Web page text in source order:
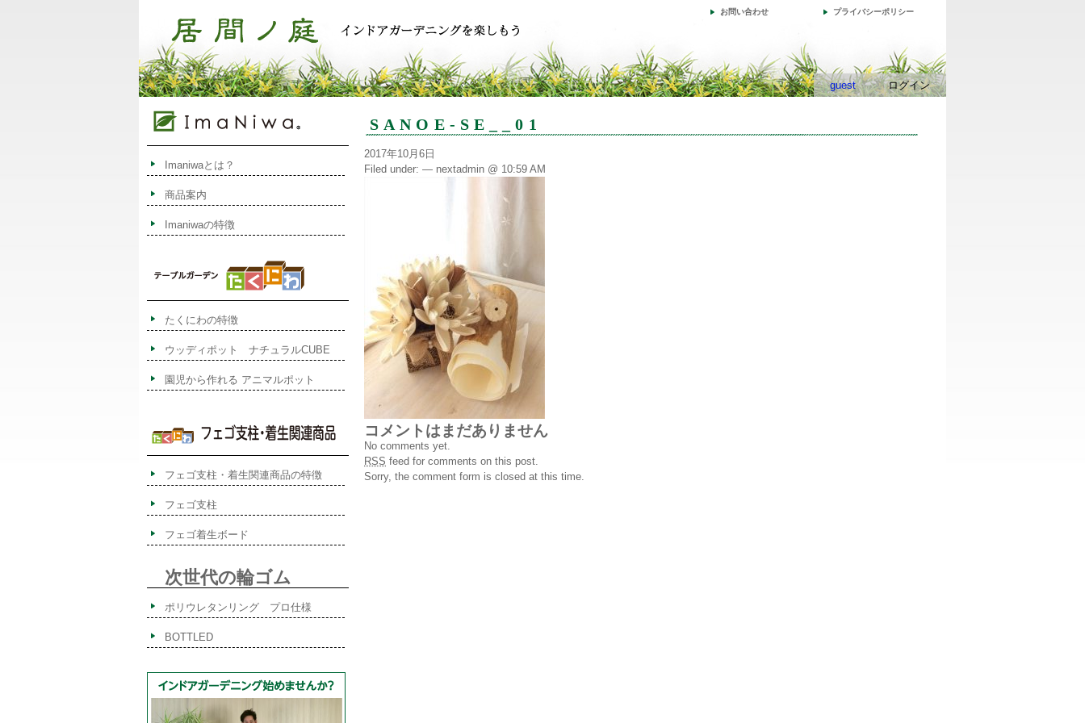
プライバシーポリシー
お問い合わせ
guest ログイン
SANOE-SE__01
2017年10月6日
Filed under: — nextadmin @ 10:59 AM
コメントはまだありません
No comments yet.
RSS feed for comments on this post.
Sorry, the comment form is closed at this time.
Imaniwaとは？
商品案内
Imaniwaの特徴
たくにわの特徴
ウッディポット ナチュラルCUBE
園児から作れる アニマルポット
フェゴ支柱・着生関連商品の特徴
フェゴ支柱
フェゴ着生ボード
次世代の輪ゴム
ポリウレタンリング プロ仕様
BOTTLED